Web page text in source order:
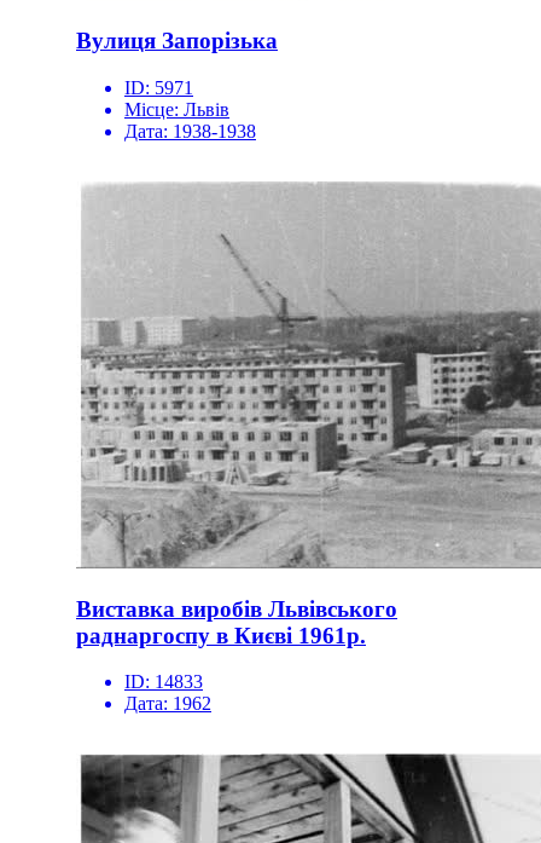
Вулиця Запорізька
ID: 5971
Місце: Львів
Дата: 1938-1938
Виставка виробів Львівського
раднаргоспу в Києві 1961р.
ID: 14833
Дата: 1962